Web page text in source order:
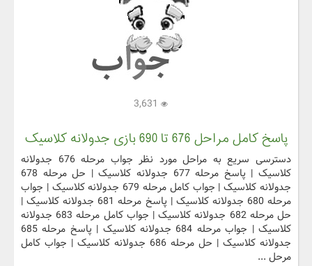
پاسخ کامل مراحل 676 تا 690 بازی جدولانه کلاسیک
دسترسی سریع به مراحل مورد نظر جواب مرحله 676 جدولانه
کلاسیک | پاسخ مرحله 677 جدولانه کلاسیک | حل مرحله 678
جدولانه کلاسیک | جواب کامل مرحله 679 جدولانه کلاسیک | جواب
مرحله 680 جدولانه کلاسیک | پاسخ مرحله 681 جدولانه کلاسیک |
حل مرحله 682 جدولانه کلاسیک | جواب کامل مرحله 683 جدولانه
کلاسیک | جواب مرحله 684 جدولانه کلاسیک | پاسخ مرحله 685
جدولانه کلاسیک | حل مرحله 686 جدولانه کلاسیک | جواب کامل
مرحل ...